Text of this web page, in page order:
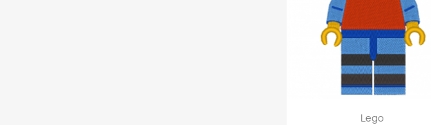
Aperçu rapide
Lego